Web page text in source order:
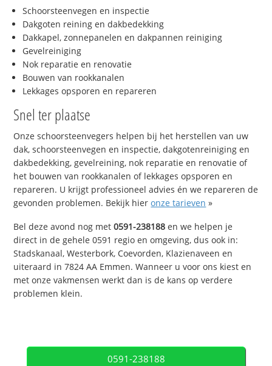
Schoorsteenvegen en inspectie
Dakgoten reining en dakbedekking
Dakkapel, zonnepanelen en dakpannen reiniging
Gevelreiniging
Nok reparatie en renovatie
Bouwen van rookkanalen
Lekkages opsporen en repareren
Snel ter plaatse
Onze schoorsteenvegers helpen bij het herstellen van uw
dak, schoorsteenvegen en inspectie, dakgotenreiniging en
dakbedekking, gevelreining, nok reparatie en renovatie of
het bouwen van rookkanalen of lekkages opsporen en
repareren. U krijgt professioneel advies én we repareren de
gevonden problemen. Bekijk hieronze tarieven »
Bel deze avond nog met0591-238188 en we helpen je
direct in de gehele 0591 regio en omgeving, dus ook in:
Stadskanaal, Westerbork, Coevorden, Klazienaveen en
uiteraard in 7824 AA Emmen. Wanneer u voor ons kiest en
met onze vakmensen werkt dan is de kans op verdere
problemen klein.
0591-238188